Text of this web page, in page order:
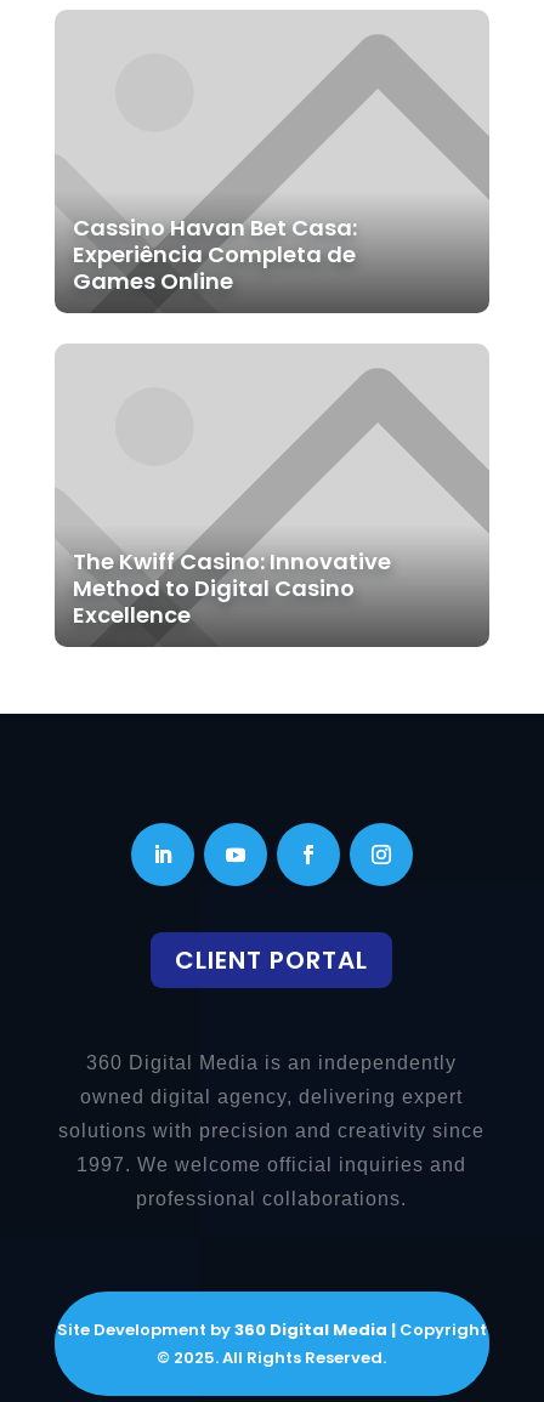
Cassino Havan Bet Casa:
Experiência Completa de
Games Online
The Kwiff Casino: Innovative
Method to Digital Casino
Excellence
CLIENT PORTAL
360 Digital Media is an independently
owned digital agency, delivering expert
solutions with precision and creativity since
1997. We welcome official inquiries and
professional collaborations.
Site Development by360 Digital Media |Copyright
© 2025. All Rights Reserved.